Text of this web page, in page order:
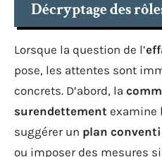
Décryptage des
Lorsque la question de l’
pose, les attentes sont
concrets. D’abord, la
surendettement examine
suggérer un plan
ou imposer des mesures